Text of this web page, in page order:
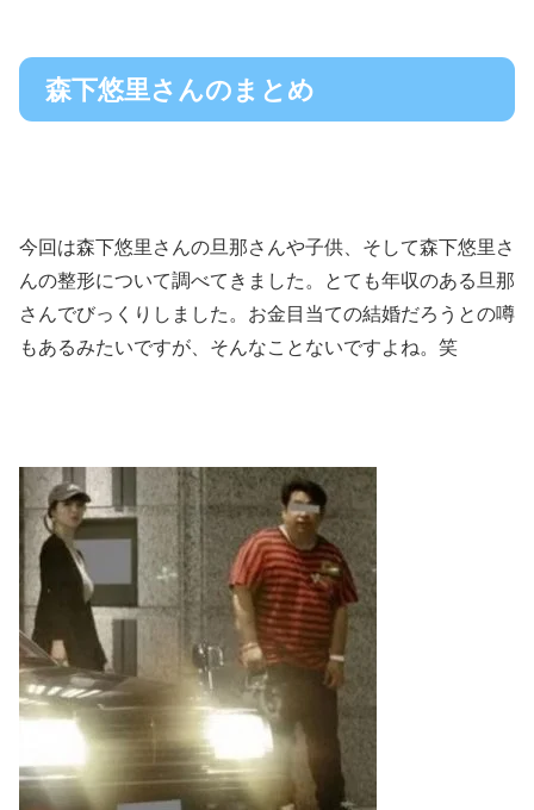
森下悠里さんのまとめ
今回は森下悠里さんの旦那さんや子供、そして森下悠里さ
んの整形について調べてきました。とても年収のある旦那
さんでびっくりしました。お金目当ての結婚だろうとの噂
もあるみたいですが、そんなことないですよね。笑